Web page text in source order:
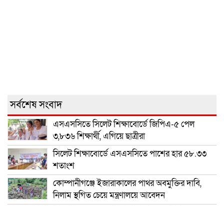
সর্বশেষ সংবাদ
এসএসসিতে সিলেট শিক্ষাবোর্ডে জিপিএ-৫ পেল
৩,৮৩৬ শিক্ষার্থী, এগিয়ে ছাত্রীরা
সিলেট শিক্ষাবোর্ডে এসএসসিতে পাশের হার ৫৮.৩৩
শতাংশ
কোম্পানীগঞ্জে ইজারাকালের পাথর অবমুক্তির দাবি,
নিলাম স্থগিত চেয়ে মন্ত্রণালয়ে আবেদন